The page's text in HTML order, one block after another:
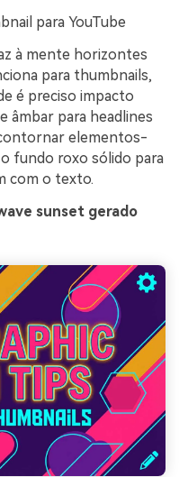
para YouTube
à mente horizontes
para thumbnails,
é preciso impacto
âmbar para headlines
elementos-
fundo roxo sólido para
com o texto.
sunset gerado